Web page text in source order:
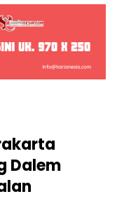
Dalem